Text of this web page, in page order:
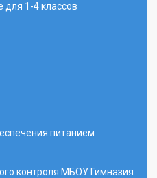
для 1-4 классов
питанием
контроля МБОУ Гимназия